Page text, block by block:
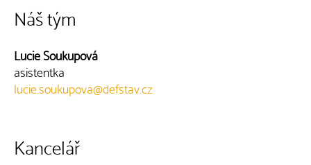
Náš tým
Lucie Soukupová
asistentka
lucie.soukupova@defstav.cz
Kancelář